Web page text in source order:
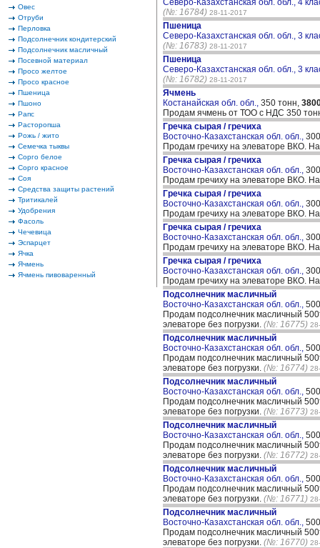
Овес
Отруби
Перловка
Подсолнечник кондитерский
Подсолнечник масличный
Посевной материал
Просо желтое
Просо красное
Пшеница
Пшоно
Рапс
Расторопша
Рожь / жито
Семечка тыквы
Сорго белое
Сорго красное
Соя
Средства защиты растений
Тритикалей
Удобрения
Фасоль
Чечевица
Эспарцет
Ячка
Ячмень
Ячмень пивоваренный
Северо-Казахстанская обл. обл., 4
(№: 16784) 28-11-2017
Пшеница
Северо-Казахстанская обл. обл., 3
(№: 16783) 28-11-2017
Пшеница
Северо-Казахстанская обл. обл., 3
(№: 16782) 28-11-2017
Ячмень
Костанайская обл. обл., 350 тонн,
Продам ячмень от ТОО с НДС 350
Гречка сырая / гречиха
Восточно-Казахстанская обл. обл.,
Продам гречиху на элеваторе ВКО.
Гречка сырая / гречиха
Восточно-Казахстанская обл. обл.,
Продам гречиху на элеваторе ВКО.
Гречка сырая / гречиха
Восточно-Казахстанская обл. обл.,
Продам гречиху на элеваторе ВКО.
Гречка сырая / гречиха
Восточно-Казахстанская обл. обл.,
Продам гречиху на элеваторе ВКО.
Гречка сырая / гречиха
Восточно-Казахстанская обл. обл.,
Продам гречиху на элеваторе ВКО.
Подсолнечник масличный
Восточно-Казахстанская обл. обл.,
Продам подсолнечник масличный
элеваторе без погрузки. (№: 16775)
Подсолнечник масличный
Восточно-Казахстанская обл. обл.,
Продам подсолнечник масличный
элеваторе без погрузки. (№: 16774)
Подсолнечник масличный
Восточно-Казахстанская обл. обл.,
Продам подсолнечник масличный
элеваторе без погрузки. (№: 16773)
Подсолнечник масличный
Восточно-Казахстанская обл. обл.,
Продам подсолнечник масличный
элеваторе без погрузки. (№: 16772)
Подсолнечник масличный
Восточно-Казахстанская обл. обл.,
Продам подсолнечник масличный
элеваторе без погрузки. (№: 16771)
Подсолнечник масличный
Восточно-Казахстанская обл. обл.,
Продам подсолнечник масличный
элеваторе без погрузки. (№: 16770)